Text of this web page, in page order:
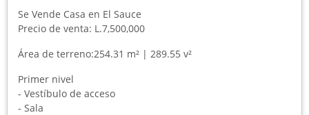
Se Vende Casa en El Sauce
Precio de venta: L.7,500,000
Área de terreno:254.31 m² | 289.55 v²
Primer nivel
- Vestíbulo de acceso
- Sala